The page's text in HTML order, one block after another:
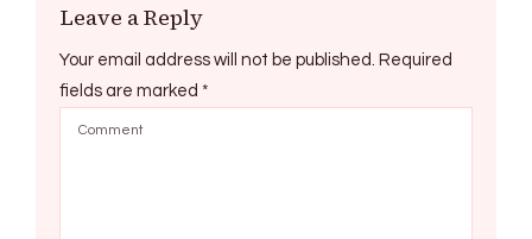
Leave a Reply
Your email address will not be published.
Required
fields are marked *